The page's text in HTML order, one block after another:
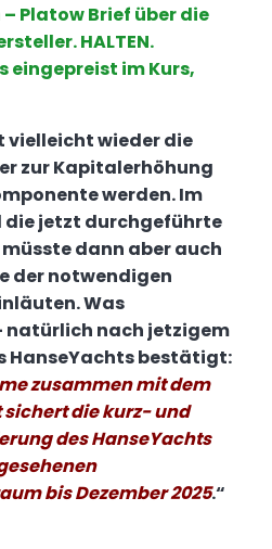
– Platow Brief über die
HALTEN.
eingepreist im Kurs,
vielleicht wieder die
zur Kapitalerhöhung
werden. Im
die jetzt durchgeführte
dann aber auch
der notwendigen
Was
natürlich nach jetzigem
HanseYachts bestätigt:
zusammen mit dem
die kurz- und
des HanseYachts
bis Dezember 2025.“